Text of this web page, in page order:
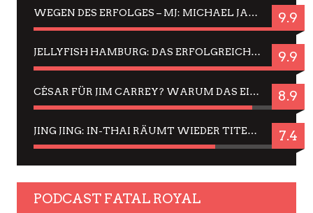
WEGEN DES ERFOLGES – MJ: MICHAEL JACKSON MUSICAL IN EINER MATINEE SEHEN 9.9
JELLYFISH HAMBURG: DAS ERFOLGREICHE SOMMER-MENÜ 2025 IN GEFÜHLEN UND BILDERN 9.9
CÉSAR FÜR JIM CARREY? WARUM DAS EINER DER NERVIGSTEN ACTORS IST UND BLEIBT 8.9
JING JING: IN-THAI RÄUMT WIEDER TITEL AB – EIN ZWEI-STUNDEN-ERLEBNISBERICHT 7.4
PODCAST FATAL ROYAL